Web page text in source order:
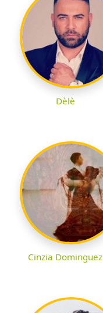
Dèlè
Cinzia Dominguez